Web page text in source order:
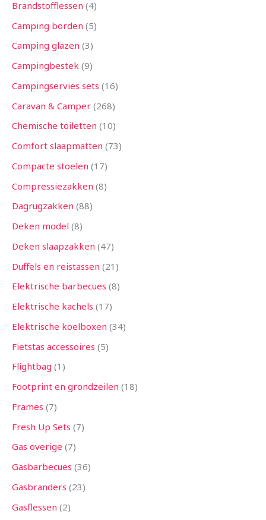
Brandstofflessen 4
Camping borden 5
Camping glazen 3
Campingbestek 9
Campingservies sets 16
Caravan & Camper 268
Chemische toiletten 10
Comfort slaapmatten 73
Compacte stoelen 17
Compressiezakken 8
Dagrugzakken 88
Deken model 8
Deken slaapzakken 47
Duffels en reistassen 21
Elektrische barbecues 8
Elektrische kachels 17
Elektrische koelboxen 34
Fietstas accessoires 5
Flightbag 1
Footprint en grondzeilen 18
Frames 7
Fresh Up Sets 7
Gas overige 7
Gasbarbecues 36
Gasbranders 23
Gasflessen 2